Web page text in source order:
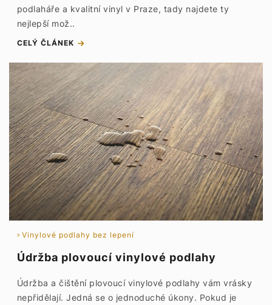
podlaháře a kvalitní vinyl v Praze, tady najdete ty
nejlepší mož..
CELÝ ČLÁNEK
Vinylové podlahy bez lepení
Údržba plovoucí vinylové podlahy
Údržba a čištění plovoucí vinylové podlahy vám vrásky
nepřidělají. Jedná se o jednoduché úkony. Pokud je